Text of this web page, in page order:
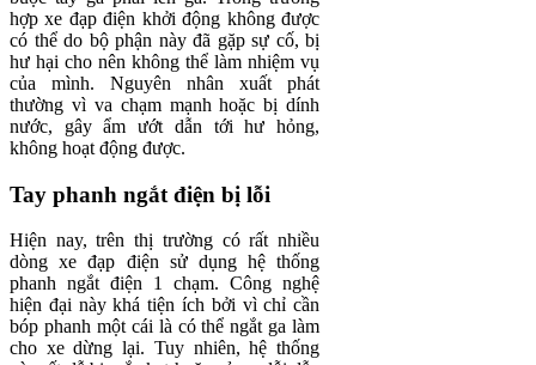
hợp xe đạp điện khởi động không được
có thể do bộ phận này đã gặp sự cố, bị
hư hại cho nên không thể làm nhiệm vụ
của mình. Nguyên nhân xuất phát
thường vì va chạm mạnh hoặc bị dính
nước, gây ẩm ướt dẫn tới hư hỏng,
không hoạt động được.
Tay phanh ngắt điện bị lỗi
Hiện nay, trên thị trường có rất nhiều
dòng xe đạp điện sử dụng hệ thống
phanh ngắt điện 1 chạm. Công nghệ
hiện đại này khá tiện ích bởi vì chỉ cần
bóp phanh một cái là có thể ngắt ga làm
cho xe dừng lại. Tuy nhiên, hệ thống